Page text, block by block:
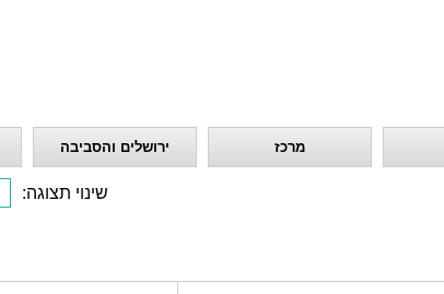
מרכז ירושלים והסביבה
שינוי תצוגה: